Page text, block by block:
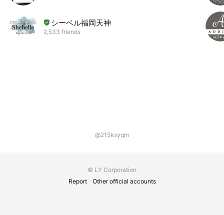
シーベル福岡天神
2,533 friends
@215ksyqm
© LY Corporation
Report
Other official accounts